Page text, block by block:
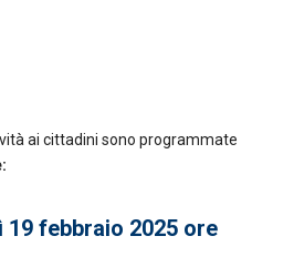
ai cittadini sono programmate
19 febbraio 2025 ore